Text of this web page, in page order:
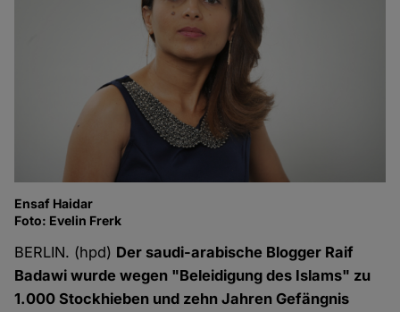
Ensaf Haidar
Foto: Evelin Frerk
BERLIN. (hpd) Der saudi-arabische Blogger Raif
Badawi wurde wegen "Beleidigung des Islams" zu
1.000 Stockhieben und zehn Jahren Gefängnis